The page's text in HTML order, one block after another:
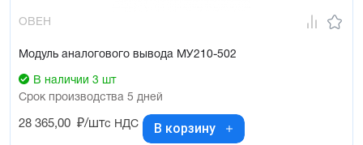
ОВЕН
Модуль аналогового вывода МУ210-502
В наличии 3 шт
Срок производства 5 дней
28 365,00 ₽/штс НДС В корзину